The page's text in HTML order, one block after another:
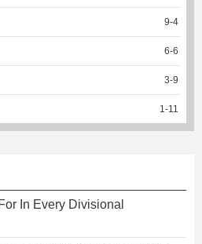
9-4
6-6
3-9
1-11
In Every Divisional